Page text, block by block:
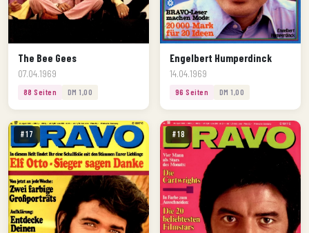
The Bee Gees
07.04.1969
88 Seiten DM 1,00
Engelbert Humperdinck
14.04.1969
96 Seiten DM 1,00
#17 #18